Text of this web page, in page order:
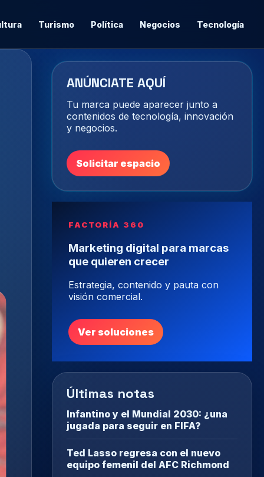
Turismo Política Negocios Tecnología
ANÚNCIATE AQUÍ
Tu marca puede aparecer junto a
contenidos de tecnología, innovación
y negocios.
Solicitar espacio
FACTORÍA 360
Marketing digital para marcas
que quieren crecer
Estrategia, contenido y pauta con
visión comercial.
Ver soluciones
Últimas notas
Infantino y el Mundial 2030: ¿una
jugada para seguir en FIFA?
Ted Lasso regresa con el nuevo
equipo femenil del AFC Richmond